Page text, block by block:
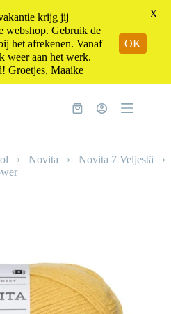
Winkelwagen
› Novita › Novita 7 Veljestä ›
krijg jij
Gebruik de
het afrekenen. Vanaf
weer aan het werk.
Groetjes, Maaike
OK
X